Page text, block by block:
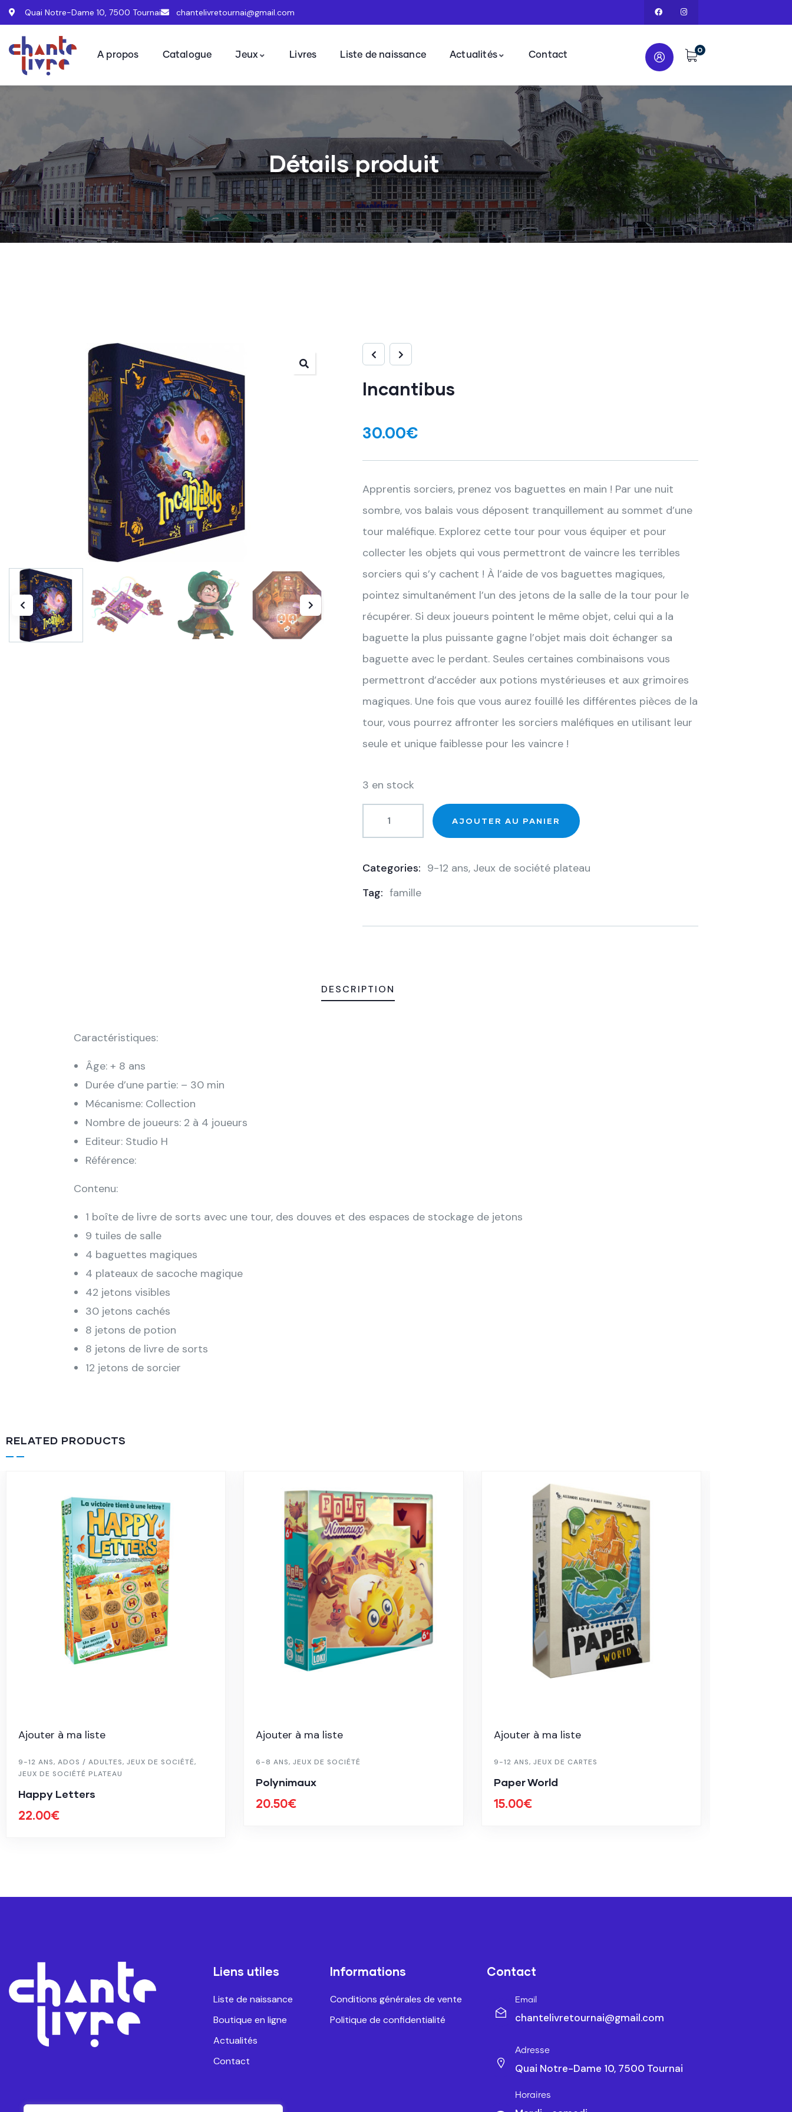
Quai Notre-Dame 10, 7500 Tournai chantelivretournai@gmail.com
A propos Catalogue Jeux Livres Liste de naissance Actualités Contact
0
Détails produit
Incantibus
30.00€
Apprentis sorciers, prenez vos baguettes en main ! Par une nuit
sombre, vos balais vous déposent tranquillement au sommet d’une
tour maléfique. Explorez cette tour pour vous équiper et pour
collecter les objets qui vous permettront de vaincre les terribles
sorciers qui s’y cachent ! À l’aide de vos baguettes magiques,
pointez simultanément l’un des jetons de la salle de la tour pour le
récupérer. Si deux joueurs pointent le même objet, celui qui a la
baguette la plus puissante gagne l’objet mais doit échanger sa
baguette avec le perdant. Seules certaines combinaisons vous
permettront d’accéder aux potions mystérieuses et aux grimoires
magiques. Une fois que vous aurez fouillé les différentes pièces de la
tour, vous pourrez affronter les sorciers maléfiques en utilisant leur
seule et unique faiblesse pour les vaincre !
3 en stock
AJOUTER AU PANIER
Categories: 9-12 ans, Jeux de société plateau
Tag: famille
DESCRIPTION
Caractéristiques:
Âge: + 8 ans
Durée d’une partie: – 30 min
Mécanisme: Collection
Nombre de joueurs: 2 à 4 joueurs
Editeur: Studio H
Référence:
Contenu:
1 boîte de livre de sorts avec une tour, des douves et des espaces de stockage de jetons
9 tuiles de salle
4 baguettes magiques
4 plateaux de sacoche magique
42 jetons visibles
30 jetons cachés
8 jetons de potion
8 jetons de livre de sorts
12 jetons de sorcier
RELATED PRODUCTS
Ajouter à ma liste
9-12 ANS, ADOS / ADULTES, JEUX DE SOCIÉTÉ,
JEUX DE SOCIÉTÉ PLATEAU
Happy Letters
22.00€
Ajouter à ma liste
6-8 ANS,JEUX DE SOCIÉTÉ
Polynimaux
20.50€
Ajouter à ma liste
9-12 ANS, JEUX DE CARTES
Paper World
15.00€
Liens utiles
Liste de naissance
Boutique en ligne
Actualités
Contact
Informations
Conditions générales de vente
Politique de confidentialité
Contact
Email
chantelivretournai@gmail.com
Adresse
Quai Notre-Dame 10, 7500 Tournai
Horaires